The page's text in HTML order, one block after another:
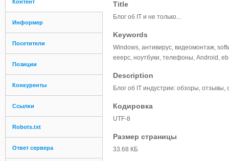
Контент
Информер
Посетители
Позиции
Конкуренты
Ссылки
Robots.txt
Ответ сервера
Title
Блог об IT и не только...
Keywords
Windows, антивирус, видеомонтаж,
eeepc, ноутбуки, телефоны, Android,
Description
Блог об IT индустрии: обзоры,
Кодировка
UTF-8
Размер страницы
33.68 КБ